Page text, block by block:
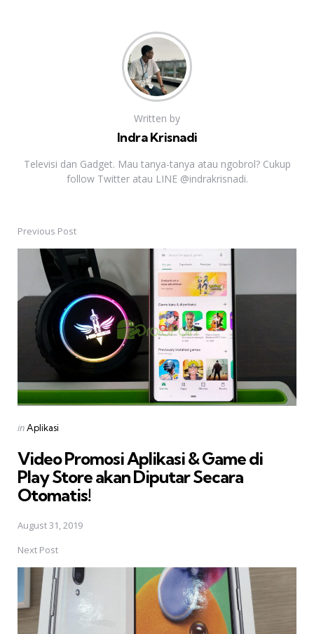
Written by
Indra Krisnadi
Televisi dan Gadget. Mau tanya-tanya atau ngobrol? Cukup
follow Twitter atau LINE @indrakrisnadi.
Post
navigation
Previous Post
Posted
inAplikasi
Video Promosi Aplikasi & Game di
Play Store akan Diputar Secara
Otomatis!
August 31, 2019
Next Post